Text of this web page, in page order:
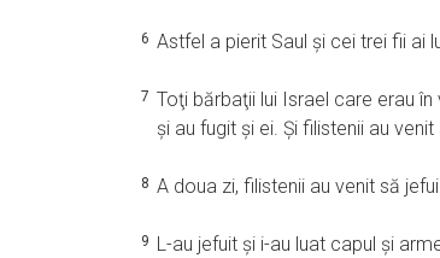
6 Astfel a pierit Saul şi cei trei fii ai
7 Toţi bărbaţii lui Israel care erau
şi au fugit şi ei. Şi filistenii au
8 A doua zi, filistenii au venit să
9 L-au jefuit şi i-au luat capul şi